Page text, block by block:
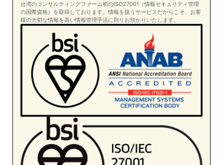
台湾のコンサルティングファーム初のISO27001（情報セキュリティ管理
の国際資格）を取得しております。情報を扱うサービスだからこそ、お客
様の大切な情報を高い情報管理手法に則りお預かりいたします。